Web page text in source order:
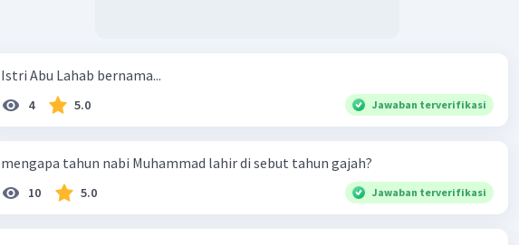
Istri Abu Lahab bernama...
4 5.0 Jawaban terverifikasi
mengapa tahun nabi Muhammad lahir di sebut tahun gajah?
10 5.0 Jawaban terverifikasi